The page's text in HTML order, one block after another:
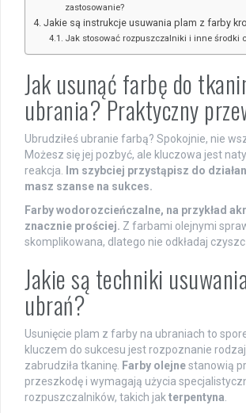
zastosowanie?
Jakie są instrukcje usuwania plam z farby
Jak stosować rozpuszczalniki i inne środki
Jak usunąć farbę do
ubrania? Praktyczny
Ubrudziłeś ubranie farbą? Spokojnie, nie
Możesz się jej pozbyć, ale kluczowa jest
reakcja. Im szybciej przystąpisz do
masz szanse na sukces.
Farby wodorozcieńczalne, na przykład
znacznie prościej. Z farbami olejnymi
skomplikowana, dlatego nie odkładaj
Jakie są techniki
ubrań?
Usunięcie plam z farby na ubraniach to
kluczem do sukcesu jest rozpoznanie
zabrudziła tkaninę. Farby olejnestanowią
przeszkodę i wymagają użycia
rozpuszczalników, takich jak terpentyna